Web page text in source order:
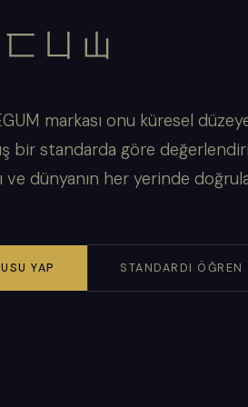
凵山
markası onu küresel
bir standarda göre
dünyanın her yerinde
YAP STANDARDI ÖĞREN